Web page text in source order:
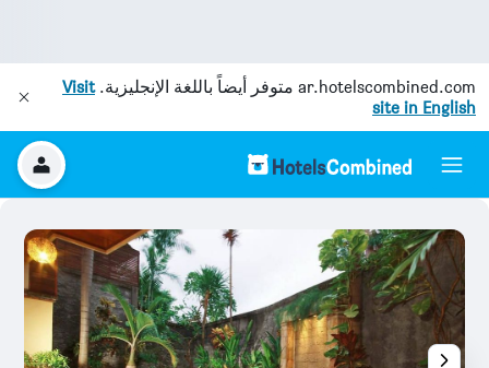
ar.hotelscombined.com متوفر أيضاً باللغة الإنجليزية.Visit
site in English